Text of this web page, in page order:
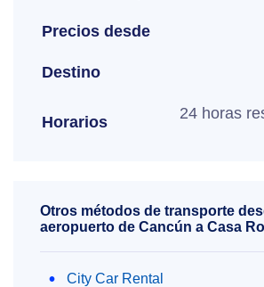
Precios desde
Destino
Horarios
24 horas
Otros métodos de transporte
aeropuerto de Cancún a Casa
City Car Rental